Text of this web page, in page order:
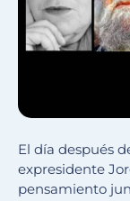
El día después
expresidente
pensamiento